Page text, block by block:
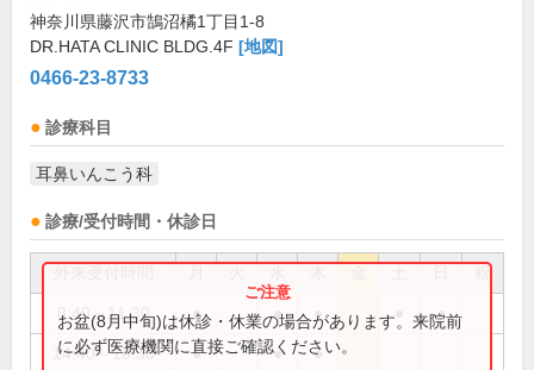
神奈川県藤沢市鵠沼橘1丁目1-8
DR.HATA CLINIC BLDG.4F [地図]
0466-23-8733
診療科目
耳鼻いんこう科
診療/受付時間・休診日
祝
8:40～11:30 ● ● ● ●
14:40～18:30 ● ● ●
お盆(8月中旬)は休診・休業の場合があります。来院前
に必ず医療機関に直接ご確認ください。